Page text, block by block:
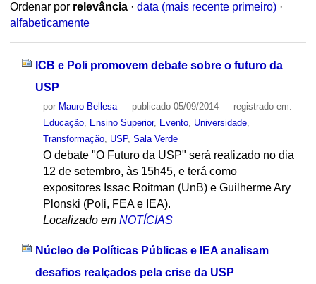
Ordenar por relevância · data (mais recente primeiro) ·
alfabeticamente
ICB e Poli promovem debate sobre o futuro da
USP
por Mauro Bellesa — publicado05/09/2014 — registrado em:
Educação, Ensino Superior, Evento, Universidade,
Transformação, USP, Sala Verde
O debate "O Futuro da USP" será realizado no dia
12 de setembro, às 15h45, e terá como
expositores Issac Roitman (UnB) e Guilherme Ary
Plonski (Poli, FEA e IEA).
Localizado em NOTÍCIAS
Núcleo de Políticas Públicas e IEA analisam
desafios realçados pela crise da USP